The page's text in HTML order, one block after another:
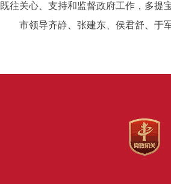
既往关心、支持和监督政府工作，多提
市领导齐静、张建东、侯君舒、于军